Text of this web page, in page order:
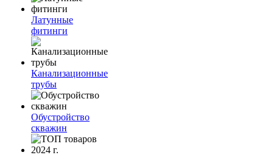
Латунные
фитинги
Канализационные
трубы
Обустройство
скважин